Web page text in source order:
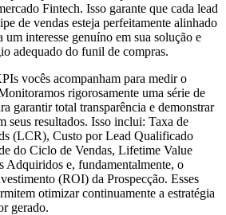
Fintech. Isso garante que cada lead
de vendas esteja perfeitamente alinhado
um interesse genuíno em sua solução e
adequado do funil de compras.
vocês acompanham para medir o
rigorosamente uma série de
garantir total transparência e demonstrar
seus resultados. Isso inclui: Taxa de
(LCR), Custo por Lead Qualificado
do Ciclo de Vendas, Lifetime Value
Adquiridos e, fundamentalmente, o
(ROI) da Prospecção. Esses
otimizar continuamente a estratégia
gerado.